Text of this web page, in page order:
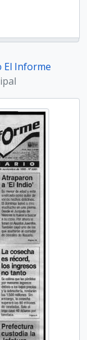
El Informe